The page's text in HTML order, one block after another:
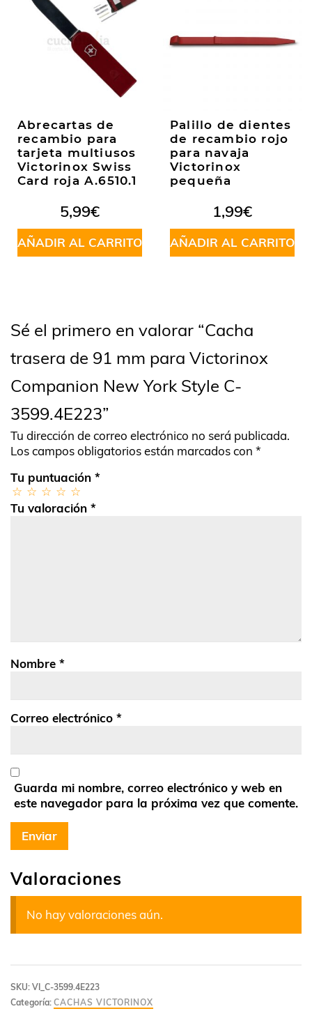
Abrecartas de
recambio para
tarjeta multiusos
Victorinox Swiss
Card roja A.6510.1
5,99€
AÑADIR AL CARRITO
Palillo de dientes
de recambio rojo
para navaja
Victorinox
pequeña
1,99€
AÑADIR AL CARRITO
Valoraciones
No hay valoraciones aún.
Sé el primero en valorar “Cacha
trasera de 91 mm para Victorinox
Companion New York Style C-
3599.4E223”
Tu dirección de correo electrónico no será publicada.
Los campos obligatorios están marcados con *
Tu puntuación *
Tu valoración *
Nombre *
Correo electrónico *
Guarda mi nombre, correo electrónico y web en
este navegador para la próxima vez que comente.
SKU: VI_C-3599.4E223
Categoría: CACHAS VICTORINOX